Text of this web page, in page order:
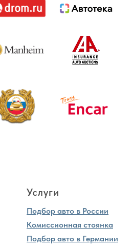
Услуги
Подбор авто в России
Комиссионная стоянка
Подбор авто в Германии